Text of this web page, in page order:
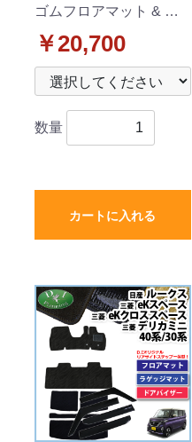
ゴムフロアマット & ド
プ 社外新品
￥20,700
数量
カートに入れる